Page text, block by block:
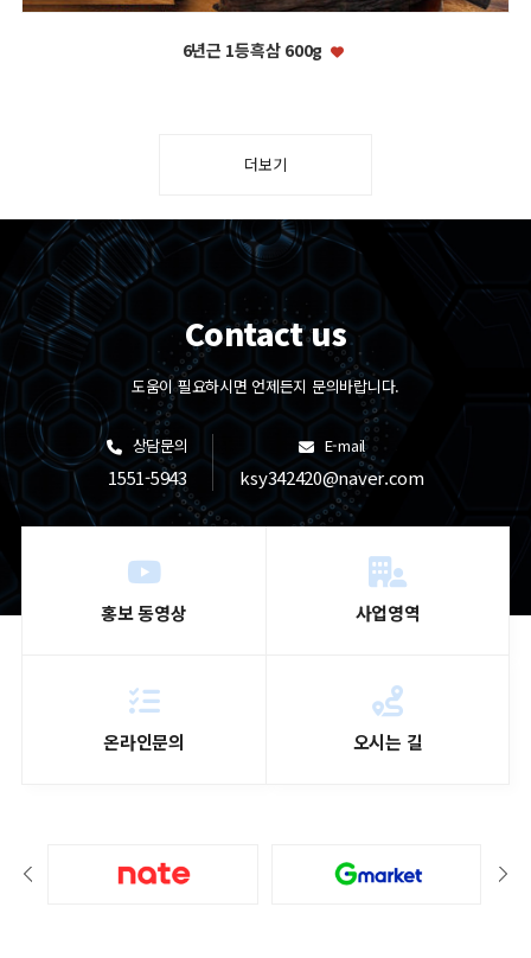
6년근 1등흑삼 600g
더보기
Contact us
도움이 필요하시면 언제든지 문의바랍니다.
상담문의
1551-5943
E-mail
ksy342420@naver.com
홍보 동영상 사업영역
온라인문의 오시는 길